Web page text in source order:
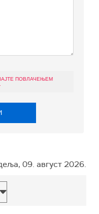
ПОВЛАЧЕЊЕМ
09. август 2026.